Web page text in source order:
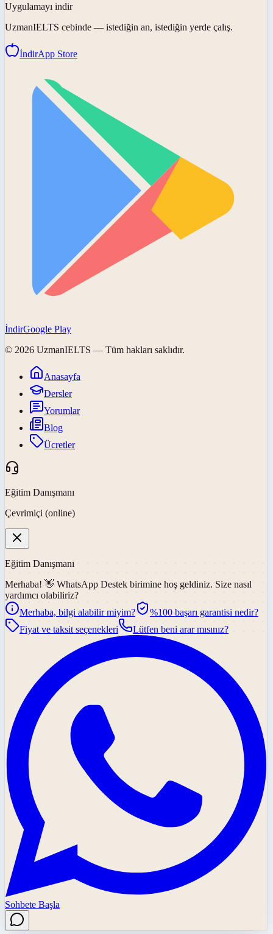
Uygulamayı indir
UzmanIELTS cebinde — istediğin an, istediğin yerde çalış.
İndirApp Store
İndirGoogle Play
© 2026 UzmanIELTS — Tüm hakları saklıdır.
Anasayfa
Dersler
Yorumlar
Blog
Ücretler
Eğitim Danışmanı
Çevrimiçi (online)
Eğitim Danışmanı
Merhaba! 👋 WhatsApp Destek birimine hoş geldiniz. Size nasıl
yardımcı olabiliriz?
Merhaba, bilgi alabilir miyim?
%100 başarı garantisi nedir?
Fiyat ve taksit seçenekleri
Lütfen beni arar mısınız?
Sohbete Başla